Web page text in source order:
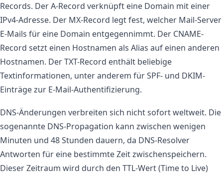
Records. Der A-Record verknüpft eine Domain mit einer
IPv4-Adresse. Der MX-Record legt fest, welcher Mail-Server
E-Mails für eine Domain entgegennimmt. Der CNAME-
Record setzt einen Hostnamen als Alias auf einen anderen
Hostnamen. Der TXT-Record enthält beliebige
Textinformationen, unter anderem für SPF- und DKIM-
Einträge zur E-Mail-Authentifizierung.
DNS-Änderungen verbreiten sich nicht sofort weltweit. Die
sogenannte DNS-Propagation kann zwischen wenigen
Minuten und 48 Stunden dauern, da DNS-Resolver
Antworten für eine bestimmte Zeit zwischenspeichern.
Dieser Zeitraum wird durch den TTL-Wert (Time to Live)